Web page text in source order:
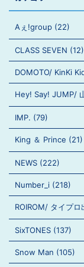
Aぇ!group (22)
CLASS SEVEN (12)
DOMOTO/ KinKi
Hey! Say! JUMP/
IMP. (79)
King ＆ Prince (21)
NEWS (222)
Number_i (218)
ROIROM/ タイプロ
SixTONES (137)
Snow Man (105)